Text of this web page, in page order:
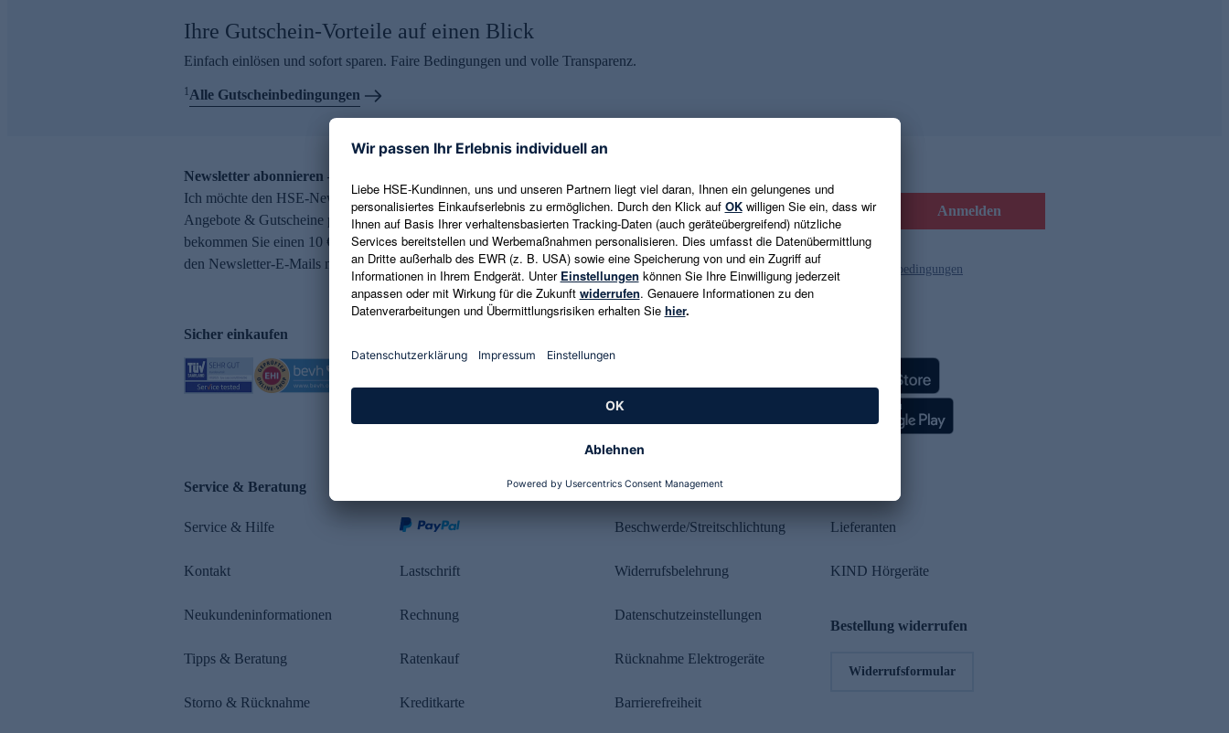
Ihre Gutschein-Vorteile auf einen Blick
Einfach einlösen und sofort sparen. Faire Bedingungen und volle Transparenz.
1Alle Gutscheinbedingungen
Newsletter abonnieren – 10 € Gutschein erhalten
Ich möchte den HSE-Newsletter abonnieren und aktuelle Trends,
Angebote & Gutscheine per E-Mail erhalten. Als Dankeschön
bekommen Sie einen 10 € Gutschein. Eine Abmeldung ist jederzeit in
den Newsletter-E-Mails möglich.
E-Mail-Adresse eingeben Anmelden
Es gelten die Datenschutzrichtlinien und die Gutscheinbedingungen
Sicher einkaufen
Service & Beratung
Service & Hilfe
Kontakt
Neukundeninformationen
Tipps & Beratung
Storno & Rücknahme
Lastschrift
Rechnung
Ratenkauf
Kreditkarte
Rechtliches
Beschwerde/Streitschlichtung
Widerrufsbelehrung
Datenschutzeinstellungen
Rücknahme Elektrogeräte
Barrierefreiheit
Lieferanten
KIND Hörgeräte
Bestellung widerrufen
Widerrufsformular